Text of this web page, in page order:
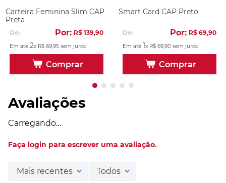
Carteira Feminina Slim CAP
Preta
De: Por: R$ 139,90
Em até 2x R$ 6995 sem juros
Comprar
Smart Card CAP Preto
De: Por: R$ 69,90
Em até 1x R$ 6990 sem juros
Comprar
Avaliações
Carregando…
Faça login para escrever uma avaliação.
Mais recentes Todos